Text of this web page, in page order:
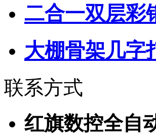
二合一双层彩
大棚骨架几字
联系方式
红旗数控全自